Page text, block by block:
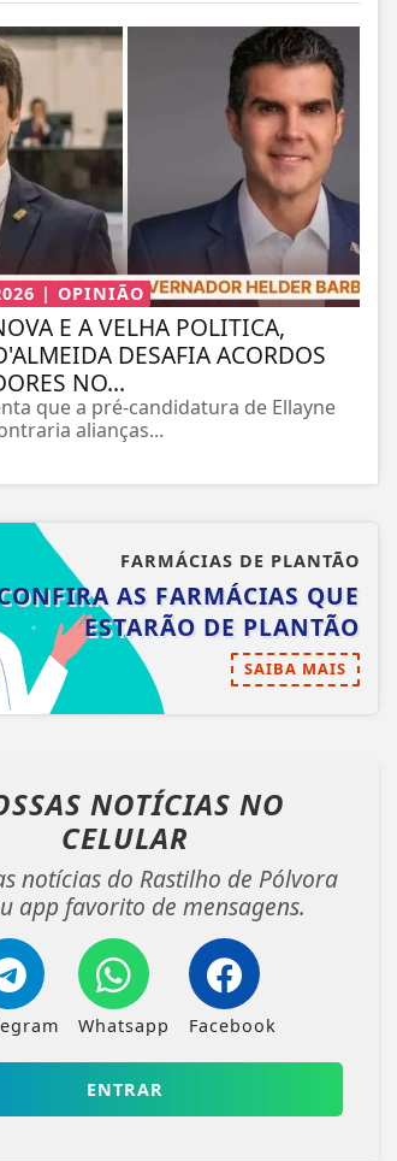
| OPINIÃO
E A VELHA POLITICA,
DESAFIA ACORDOS
NO...
que a pré-candidatura de Ellayne
alianças...
FARMÁCIAS DE PLANTÃO
AS FARMÁCIAS QUE
ESTARÃO DE PLANTÃO
SAIBA MAIS
NOTÍCIAS NO
CELULAR
notícias do Rastilho de Pólvora
app favorito de mensagens.
Whatsapp Facebook
ENTRAR